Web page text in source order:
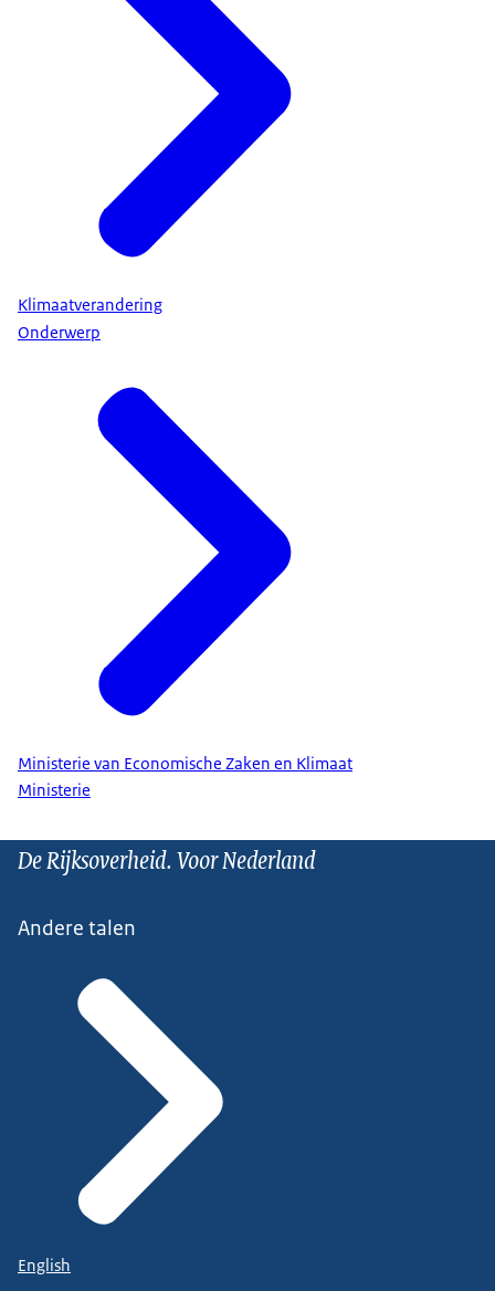
Klimaatverandering
Onderwerp
Ministerie van Economische Zaken en Klimaat
Ministerie
De Rijksoverheid. Voor Nederland
Andere talen
English